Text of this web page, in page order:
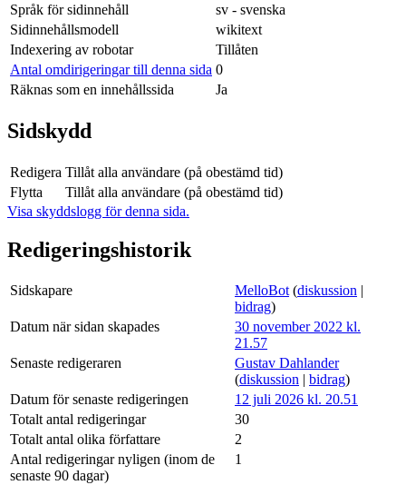
Språk för sidinnehåll
sv - svenska
Sidinnehållsmodell
wikitext
Indexering av robotar
Tillåten
Antal omdirigeringar till denna sida 0
Räknas som en innehållssida
Ja
Sidskydd
Redigera Tillåt alla användare (på obestämd tid)
Flytta
Tillåt alla användare (på obestämd tid)
Visa skyddslogg för denna sida.
Redigeringshistorik
Sidskapare MelloBot (diskussion |
bidrag)
Datum när sidan skapades
30 november 2022 kl.
21.57
Senaste redigeraren
Gustav Dahlander
(diskussion | bidrag)
Datum för senaste redigeringen
12 juli 2026 kl. 20.51
Totalt antal redigeringar
30
Totalt antal olika författare
2
Antal redigeringar nyligen (inom de
senaste 90 dagar)
1